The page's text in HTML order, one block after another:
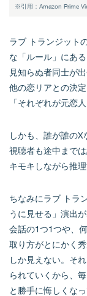
※引用：Amazon Prime
ラブ トランジット
な「ルール」にある
見知らぬ者同士が
他の恋リアとの決
「それぞれが元恋
しかも、誰が誰のX
視聴者も途中まで
キモキしながら推
ちなみにラブ トラ
うに見せる」演出
会話の1つ1つや、
取り方がとにかく
しか見えない。そ
られていくから、
と勝手に悔しくな